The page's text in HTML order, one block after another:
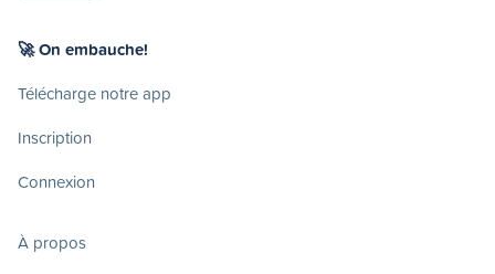
🚀 On embauche!
Télécharge notre app
Inscription
Connexion
À propos